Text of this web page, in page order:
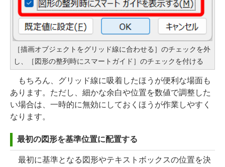
［描画オブジェクトをグリッド線に合わせる］のチェックを外
し、［図形の整列時にスマートガイド］のチェックを付ける
もちろん、グリッド線に吸着したほうが便利な場面も
あります。ただし、細かな余白や位置を数値で調整した
い場合は、一時的に無効にしておくほうが作業しやすく
なります。
最初の図形を基準位置に配置する
最初に基準となる図形やテキストボックスの位置を決